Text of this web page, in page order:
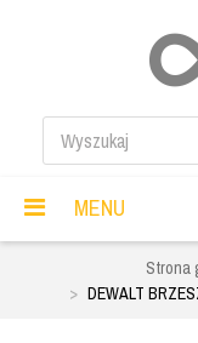
MENU
Strona
DEWALT